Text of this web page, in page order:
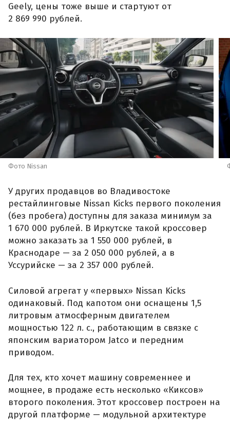
Geely, цены тоже выше и стартуют от
2 869 990 рублей.
Фото Nissan
У других продавцов во Владивостоке
рестайлинговые Nissan Kicks первого поколения
(без пробега) доступны для заказа минимум за
1 670 000 рублей. В Иркутске такой кроссовер
можно заказать за 1 550 000 рублей, в
Краснодаре — за 2 050 000 рублей, а в
Уссурийске — за 2 357 000 рублей.
Силовой агрегат у «первых» Nissan Kicks
одинаковый. Под капотом они оснащены 1,5
литровым атмосферным двигателем
мощностью 122 л. с., работающим в связке с
японским вариатором Jatco и передним
приводом.
Для тех, кто хочет машину современнее и
мощнее, в продаже есть несколько «Киксов»
второго поколения. Этот кроссовер построен на
другой платформе — модульной архитектуре